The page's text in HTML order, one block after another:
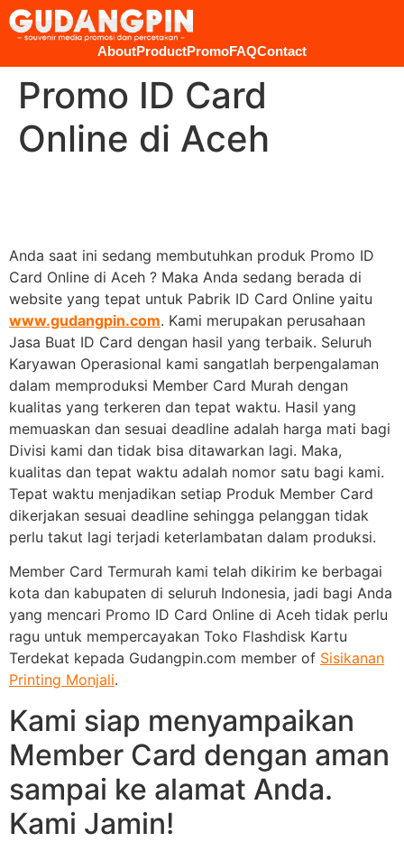
AboutProductPromoFAQContact
Promo ID Card
Online di Aceh
Anda saat ini sedang membutuhkan produk Promo ID
Card Online di Aceh ? Maka Anda sedang berada di
website yang tepat untuk Pabrik ID Card Online yaitu
www.gudangpin.com. Kami merupakan perusahaan
Jasa Buat ID Card dengan hasil yang terbaik. Seluruh
Karyawan Operasional kami sangatlah berpengalaman
dalam memproduksi Member Card Murah dengan
kualitas yang terkeren dan tepat waktu. Hasil yang
memuaskan dan sesuai deadline adalah harga mati bagi
Divisi kami dan tidak bisa ditawarkan lagi. Maka,
kualitas dan tepat waktu adalah nomor satu bagi kami.
Tepat waktu menjadikan setiap Produk Member Card
dikerjakan sesuai deadline sehingga pelanggan tidak
perlu takut lagi terjadi keterlambatan dalam produksi.
Member Card Termurah kami telah dikirim ke berbagai
kota dan kabupaten di seluruh Indonesia, jadi bagi Anda
yang mencari Promo ID Card Online di Aceh tidak perlu
ragu untuk mempercayakan Toko Flashdisk Kartu
Terdekat kepada Gudangpin.com member of Sisikanan
Printing Monjali.
Kami siap menyampaikan
Member Card dengan aman
sampai ke alamat Anda.
Kami Jamin!